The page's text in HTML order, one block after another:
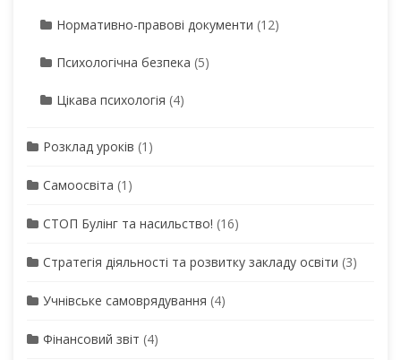
Нормативно-правові документи (12)
Психологічна безпека (5)
Цікава психологія (4)
Розклад уроків (1)
Самоосвіта (1)
СТОП Булінг та насильство! (16)
Стратегія діяльності та розвитку закладу освіти (3)
Учнівське самоврядування (4)
Фінансовий звіт (4)